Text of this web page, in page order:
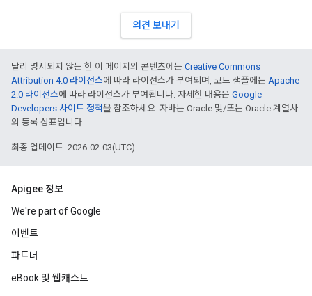
의견 보내기
달리 명시되지 않는 한 이 페이지의 콘텐츠에는 Creative Commons
Attribution 4.0 라이선스에 따라 라이선스가 부여되며, 코드 샘플에는 Apache
2.0 라이선스에 따라 라이선스가 부여됩니다. 자세한 내용은 Google
Developers 사이트 정책을 참조하세요. 자바는 Oracle 및/또는 Oracle 계열사
의 등록 상표입니다.
최종 업데이트: 2026-02-03(UTC)
Apigee 정보
We're part of Google
이벤트
파트너
eBook 및 웹캐스트